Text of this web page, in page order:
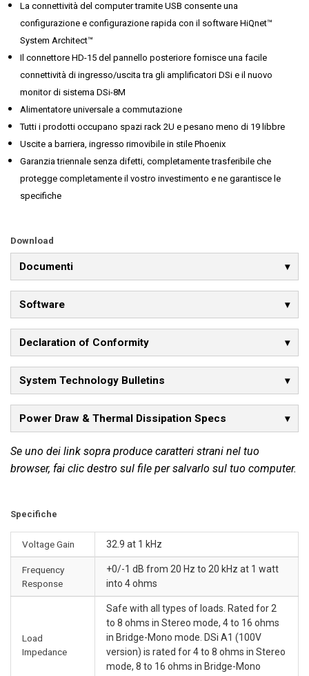
La connettività del computer tramite USB consente una
configurazione e configurazione rapida con il software HiQnet™
System Architect™
Il connettore HD-15 del pannello posteriore fornisce una facile
connettività di ingresso/uscita tra gli amplificatori DSi e il nuovo
monitor di sistema DSi-8M
Alimentatore universale a commutazione
Tutti i prodotti occupano spazi rack 2U e pesano meno di 19 libbre
Uscite a barriera, ingresso rimovibile in stile Phoenix
Garanzia triennale senza difetti, completamente trasferibile che
protegge completamente il vostro investimento e ne garantisce le
specifiche
Download
Documenti
Software
Declaration of Conformity
System Technology Bulletins
Power Draw & Thermal Dissipation Specs
Se uno dei link sopra produce caratteri strani nel tuo
browser, fai clic destro sul file per salvarlo sul tuo computer.
Specifiche
Voltage Gain 32.9 at 1 kHz
Frequency
Response
+0/-1 dB from 20 Hz to 20 kHz at 1 watt
into 4 ohms
Load
Impedance
Safe with all types of loads. Rated for 2
to 8 ohms in Stereo mode, 4 to 16 ohms
in Bridge-Mono mode. DSi A1 (100V
version) is rated for 4 to 8 ohms in Stereo
mode, 8 to 16 ohms in Bridge-Mono